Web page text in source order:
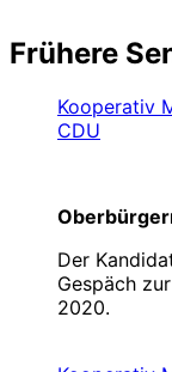
Frühere
Kooperativ
CDU
Der
Gespäch
2020.